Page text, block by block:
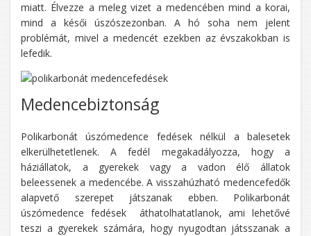
miatt. Élvezze a meleg vizet a medencében mind a korai,
mind a késői úszószezonban. A hó soha nem jelent
problémát, mivel a medencét ezekben az évszakokban is
lefedik.
Medencebiztonság
Polikarbonát úszómedence fedések nélkül a balesetek
elkerülhetetlenek. A fedél megakadályozza, hogy a
háziállatok, a gyerekek vagy a vadon élő állatok
beleessenek a medencébe. A visszahúzható medencefedők
alapvető szerepet játszanak ebben. Polikarbonát
úszómedence fedések áthatolhatatlanok, ami lehetővé
teszi a gyerekek számára, hogy nyugodtan játsszanak a